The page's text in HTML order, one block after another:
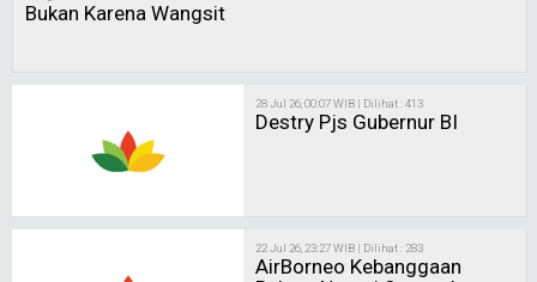
Bukan Karena Wangsit
28 Jul 26, 00:07 WIB | Dilihat : 413
Destry Pjs Gubernur BI
22 Jul 26, 23:27 WIB | Dilihat : 283
AirBorneo Kebanggaan